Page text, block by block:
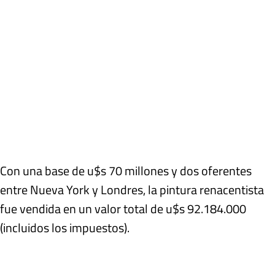
Con una base de u$s 70 millones y dos oferentes
entre Nueva York y Londres, la pintura renacentista
fue vendida en un valor total de u$s 92.184.000
(incluidos los impuestos).